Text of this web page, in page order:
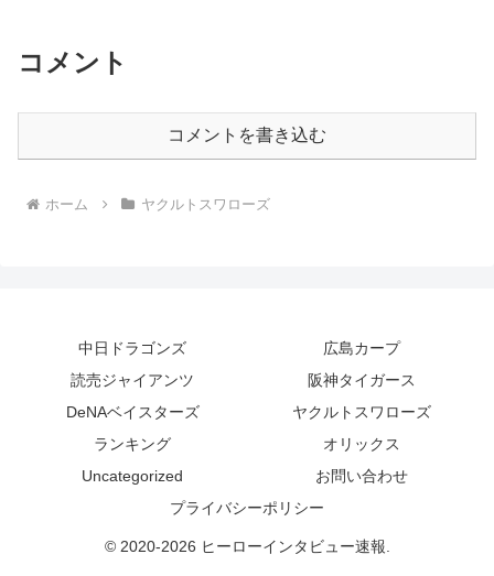
コメント
コメントを書き込む
ホーム ヤクルトスワローズ
中日ドラゴンズ
広島カープ
読売ジャイアンツ
阪神タイガース
DeNAベイスターズ
ヤクルトスワローズ
ランキング
オリックス
Uncategorized
お問い合わせ
プライバシーポリシー
© 2020-2026 ヒーローインタビュー速報.